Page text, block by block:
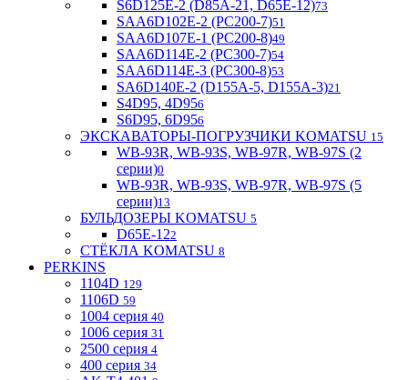
S6D125E-2 (D85A-21, D65E-12)73
SAA6D102E-2 (PC200-7)51
SAA6D107E-1 (PC200-8)49
SAA6D114E-2 (PC300-7)54
SAA6D114E-3 (PC300-8)53
SA6D140E-2 (D155A-5, D155A-3)21
S4D95, 4D956
S6D95, 6D956
ЭКСКАВАТОРЫ-ПОГРУЗЧИКИ KOMATSU 15
WB-93R, WB-93S, WB-97R, WB-97S (2
серии)0
WB-93R, WB-93S, WB-97R, WB-97S (5
серии)13
БУЛЬДОЗЕРЫ KOMATSU 5
D65E-122
СТЁКЛА KOMATSU 8
PERKINS
1104D 129
1106D 59
1004 серия 40
1006 серия 31
2500 серия 4
400 серия 34